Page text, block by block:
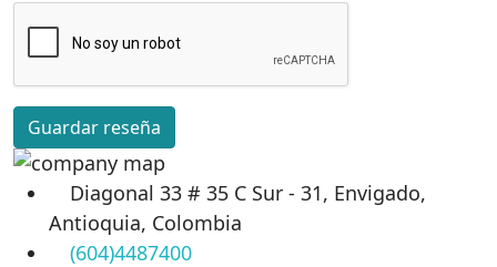
Guardar reseña
Diagonal 33 # 35 C Sur - 31, Envigado,
Antioquia, Colombia
(604)4487400